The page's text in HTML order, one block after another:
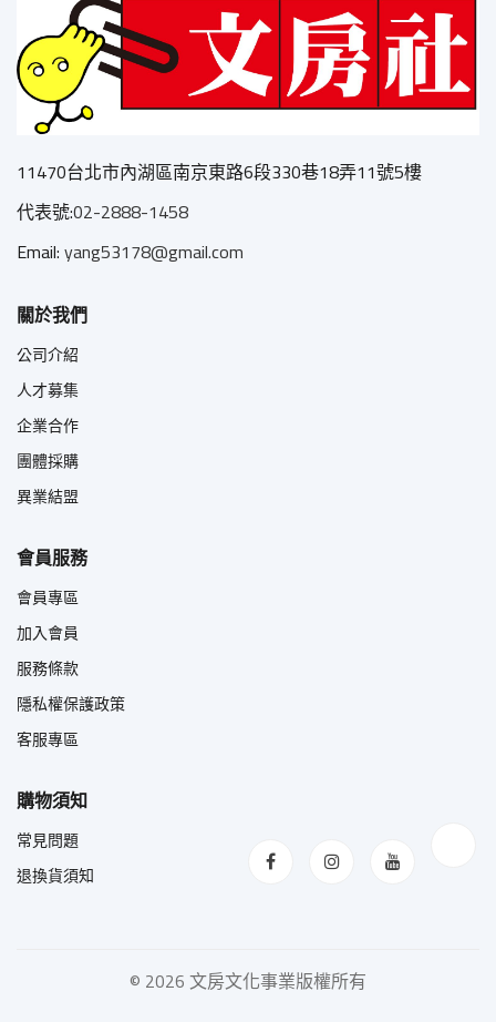
11470台北市內湖區南京東路6段330巷18弄11號5樓
代表號:02-2888-1458
Email:yang53178@gmail.com
關於我們
公司介紹
人才募集
企業合作
團體採購
異業結盟
會員服務
會員專區
加入會員
服務條款
隱私權保護政策
客服專區
購物須知
常見問題
退換貨須知
© 2026 文房文化事業版權所有